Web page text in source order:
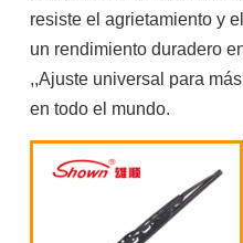
resiste el agrietamiento y
un rendimiento duradero
,,Ajuste universal para
en todo el mundo.